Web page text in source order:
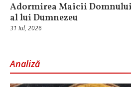
Adormirea Maicii
al lui Dumnezeu
31 Iul, 2026
Analiză